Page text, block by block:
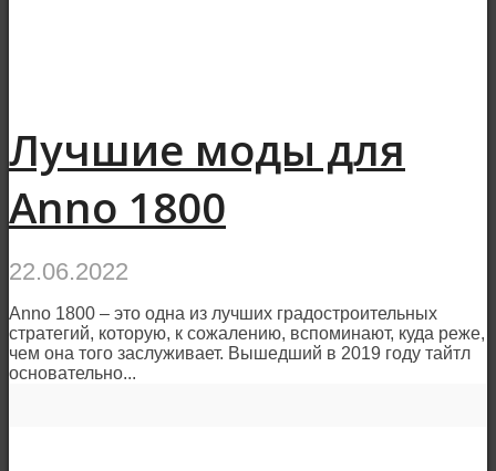
Лучшие моды для
Anno 1800
22.06.2022
Anno 1800 – это одна из лучших градостроительных
стратегий, которую, к сожалению, вспоминают, куда реже,
чем она того заслуживает. Вышедший в 2019 году тайтл
основательно...